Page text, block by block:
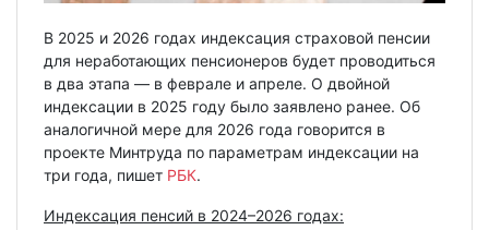
В 2025 и 2026 годах индексация страховой пенсии
для неработающих пенсионеров будет проводиться
в два этапа — в феврале и апреле. О двойной
индексации в 2025 году было заявлено ранее. Об
аналогичной мере для 2026 года говорится в
проекте Минтруда по параметрам индексации на
три года, пишет РБК.
Индексация пенсий в 2024–2026 годах: